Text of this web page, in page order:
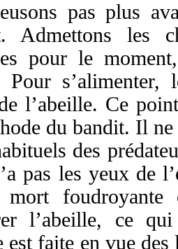
pasplus
. Admettons les
pour le moment
Pour s’alimenter,
l’abeille. Ce
dubandit. Il
des
pas les yeuxde l’
mort foudroyante
l’abeille, ce
est faite en vuedes